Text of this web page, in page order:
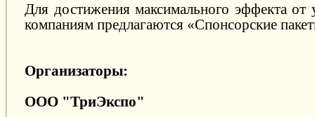
Для достижения максимального эффекта от
компаниям предлагаются «Спонсорские
Организаторы:
ООО "ТриЭкспо"